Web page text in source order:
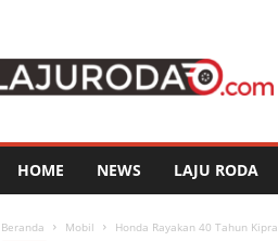
HOME NEWS LAJU RODA
Beranda Mobil Honda Rayakan 40 Tahun